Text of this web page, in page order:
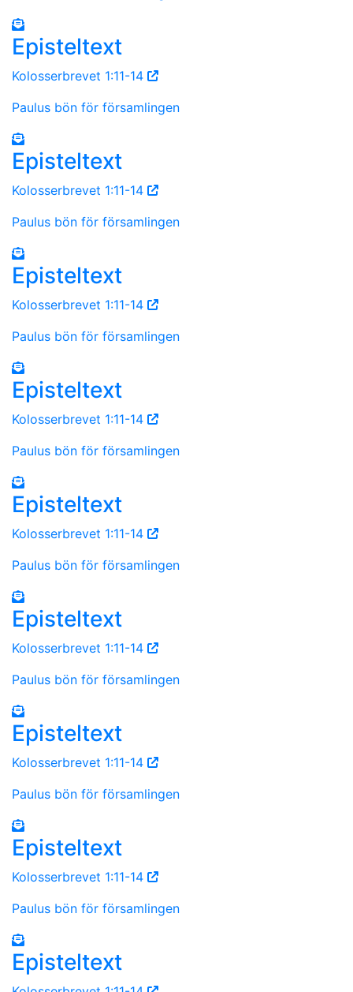
Episteltext
Kolosserbrevet 1:11-14
Paulus bön för församlingen
Episteltext
Kolosserbrevet 1:11-14
Paulus bön för församlingen
Episteltext
Kolosserbrevet 1:11-14
Paulus bön för församlingen
Episteltext
Kolosserbrevet 1:11-14
Paulus bön för församlingen
Episteltext
Kolosserbrevet 1:11-14
Paulus bön för församlingen
Episteltext
Kolosserbrevet 1:11-14
Paulus bön för församlingen
Episteltext
Kolosserbrevet 1:11-14
Paulus bön för församlingen
Episteltext
Kolosserbrevet 1:11-14
Paulus bön för församlingen
Episteltext